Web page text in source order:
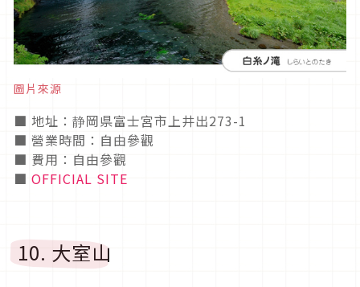
圖片來源
■ 地址：静岡県富士宮市上井出273-1
■ 營業時間：自由參觀
■ 費用：自由參觀
■ OFFICIAL SITE
10. 大室山